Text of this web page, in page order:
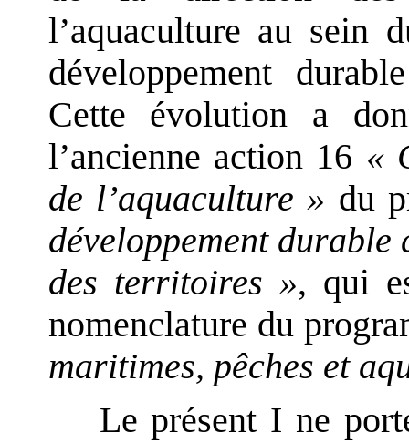
l’aquaculture au sein
développement
Cette évolution a
l’ancienne action 16 «
de l’aquaculture » du
développement
des territoires », qui
nomenclature du
maritimes, pêches et
Le présent I ne